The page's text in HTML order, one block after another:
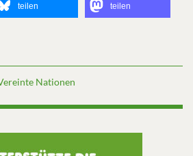
teilen teilen
Nationen